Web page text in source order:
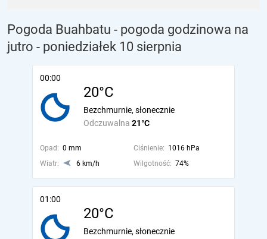
Pogoda Buahbatu - pogoda godzinowa na
jutro - poniedziałek 10 sierpnia
00:00
20°C
Odczuwalna 21°C
Bezchmurnie, słonecznie
Opad: 0 mm Ciśnienie: 1016 hPa
Wiatr:
6 km/h Wilgotność: 74%
01:00
20°C
Bezchmurnie, słonecznie